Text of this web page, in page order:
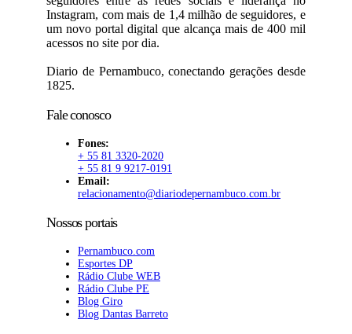
Instagram, com mais de 1,4 milhão de seguidores, e
um novo portal digital que alcança mais de 400 mil
acessos no site por dia.
Diario de Pernambuco, conectando gerações desde
1825.
Fale conosco
Fones:
+ 55 81 3320-2020
+ 55 81 9 9217-0191
Email:
relacionamento@diariodepernambuco.com.br
Nossos portais
Pernambuco.com
Esportes DP
Rádio Clube WEB
Rádio Clube PE
Blog Giro
Blog Dantas Barreto